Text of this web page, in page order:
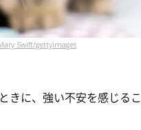
Swift/gettyimages
きに、強い不安を感じる